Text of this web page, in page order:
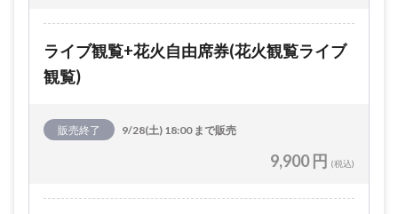
ライブ観覧+花火自由席券(花火観覧ライブ
観覧)
販売終了 9/28(土) 18:00 まで販売
9,900 円 (税込)